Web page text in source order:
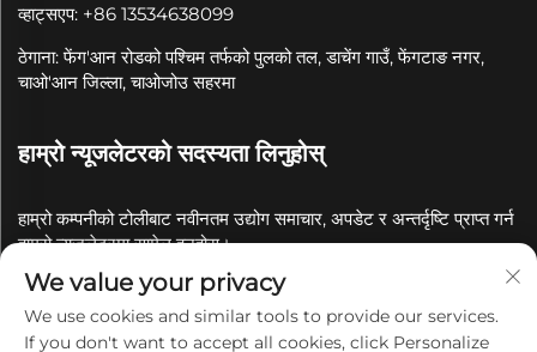
व्हाट्सएप: +86 13534638099
ठेगाना: फेंग'आन रोडको पश्चिम तर्फको पुलको तल, डाचेंग गाउँ, फेंगटाङ नगर,
चाओ'आन जिल्ला, चाओजोउ सहरमा
हाम्रो न्यूजलेटरको सदस्यता लिनुहोस्
हाम्रो कम्पनीको टोलीबाट नवीनतम उद्योग समाचार, अपडेट र अन्तर्दृष्टि प्राप्त गर्न
हाम्रो न्यूजलेटरमा सामेल हुनुहोस्।
सदस्यता लिनुहोस्
We value your privacy
We use cookies and similar tools to provide our services.
If you don't want to accept all cookies, click Personalize